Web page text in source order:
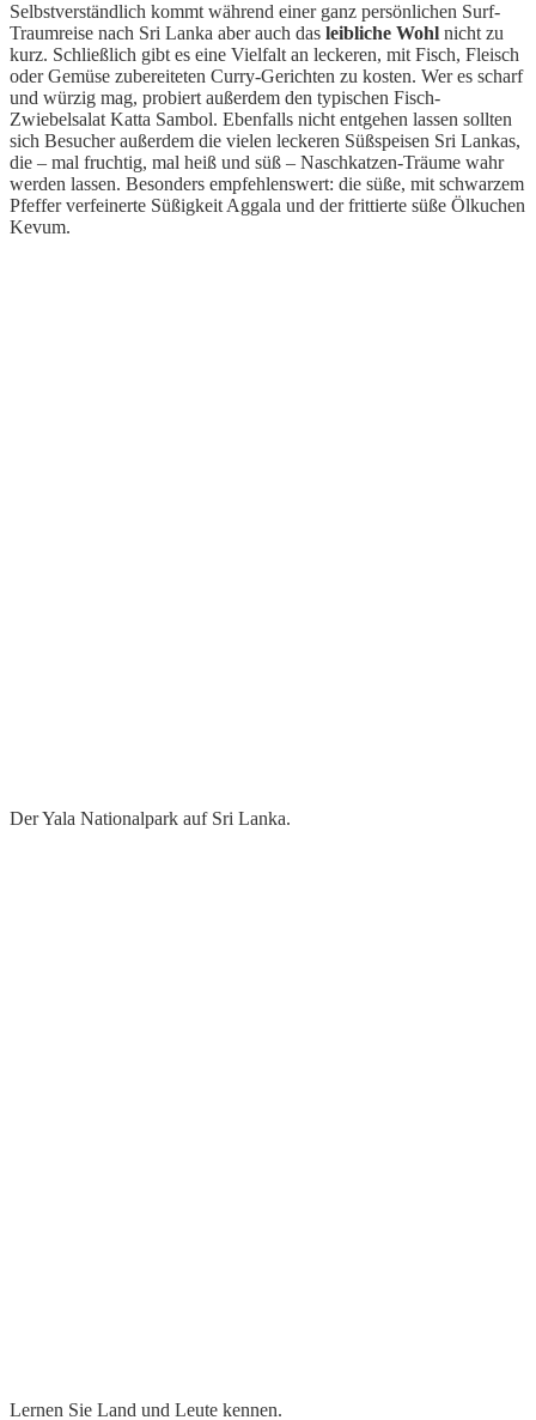
Selbstverständlich kommt während einer ganz persönlichen Surf-
Traumreise nach Sri Lanka aber auch das leibliche Wohl nicht zu
kurz. Schließlich gibt es eine Vielfalt an leckeren, mit Fisch, Fleisch
oder Gemüse zubereiteten Curry-Gerichten zu kosten. Wer es scharf
und würzig mag, probiert außerdem den typischen Fisch-
Zwiebelsalat Katta Sambol. Ebenfalls nicht entgehen lassen sollten
sich Besucher außerdem die vielen leckeren Süßspeisen Sri Lankas,
die – mal fruchtig, mal heiß und süß – Naschkatzen-Träume wahr
werden lassen. Besonders empfehlenswert: die süße, mit schwarzem
Pfeffer verfeinerte Süßigkeit Aggala und der frittierte süße Ölkuchen
Kevum.
Der Yala Nationalpark auf Sri Lanka.
Lernen Sie Land und Leute kennen.